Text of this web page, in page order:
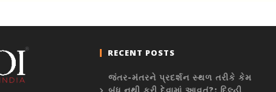
RECENT POSTS
જંતર-મંતરને પ્રદર્શન સ્થળ તરીકે કેમ
બંધ નથી કરી દેવામાં આવતું?: દિલ્હી